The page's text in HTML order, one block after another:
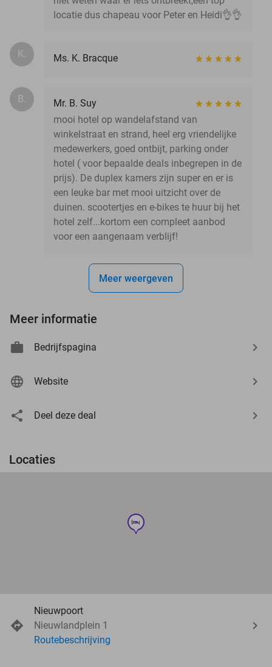
locatie dus chapeau voor Peter en Heidi👌👌
K. Ms. K. Bracque
B.
Mr. B. Suy
mooi hotel op wandelafstand van
winkelstraat en strand, heel erg vriendelijke
medewerkers, goed ontbijt, parking onder
hotel ( voor bepaalde deals inbegrepen in de
prijs). De duplex kamers zijn super en er is
een leuke bar met mooi uitzicht over de
duinen. scootertjes en e-bikes te huur bij het
hotel zelf...kortom een compleet aanbod
voor een aangenaam verblijf!
Meer weergeven
Meer informatie
Bedrijfspagina
Website
Deel deze deal
Locaties
hotel
Nieuwpoort
Nieuwlandplein 1
Routebeschrijving